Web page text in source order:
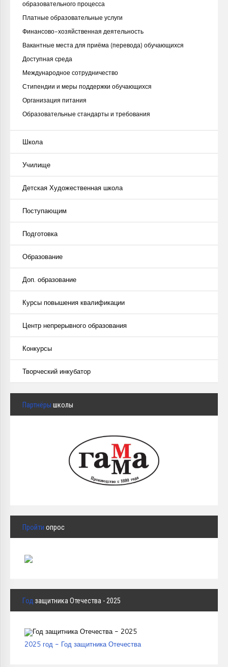
образовательного процесса
Платные образовательные услуги
Финансово-хозяйственная деятельность
Вакантные места для приёма (перевода) обучающихся
Доступная среда
Международное сотрудничество
Стипендии и меры поддержки обучающихся
Организация питания
Образовательные стандарты и требования
Школа
Училище
Детская Художественная школа
Поступающим
Подготовка
Образование
Доп. образование
Курсы повышения квалификации
Центр непрерывного образования
Конкурсы
Творческий инкубатор
Партнёры школы
Пройти опрос
Год защитника Отечества - 2025
2025 год - Год защитника Отечества